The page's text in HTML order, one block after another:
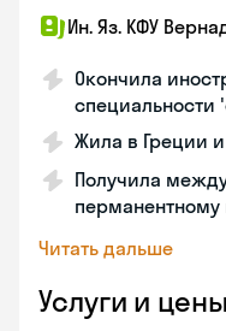
Ин. Яз. КФУ
Окончила
специальности
Жила в Греции
Получила
Читать дальше
Услуги и цены